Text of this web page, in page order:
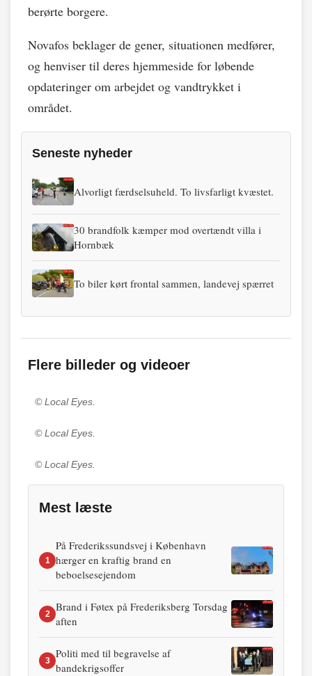
berørte borgere.
Novafos beklager de gener, situationen medfører,
og henviser til deres hjemmeside for løbende
opdateringer om arbejdet og vandtrykket i
området.
Seneste nyheder
Alvorligt færdselsuheld. To livsfarligt kvæstet.
30 brandfolk kæmper mod overtændt villa i
Hornbæk
To biler kørt frontal sammen, landevej spærret
Flere billeder og videoer
© Local Eyes.
© Local Eyes.
© Local Eyes.
Mest læste
1
På Frederikssundsvej i København
hærger en kraftig brand en
beboelsesejendom
2
Brand i Føtex på Frederiksberg Torsdag
aften
3
Politi med til begravelse af
bandekrigsoffer